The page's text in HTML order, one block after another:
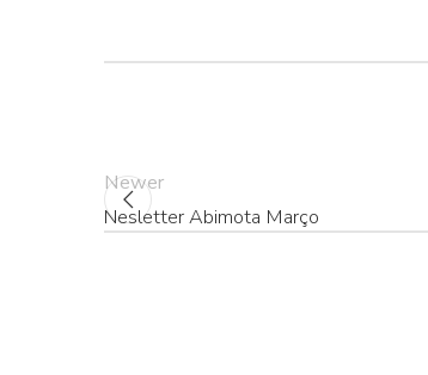
Newer
Nesletter Abimota Março